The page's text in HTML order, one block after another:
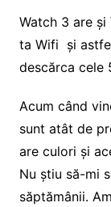
Watch 3 are
ta Wifi și
descărca cele
Acum când
sunt atât de
are culori și
Nu știu să-mi
săptămânii.